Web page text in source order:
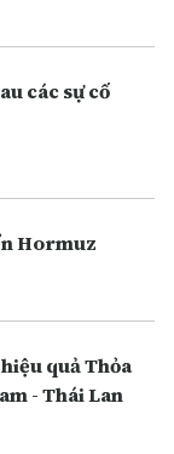
các sự cố
Hormuz
quả Thỏa
- Thái Lan